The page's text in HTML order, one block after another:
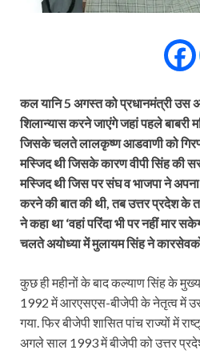
कल यानि 5 अगस्त को प्रधानमंत्री उस
शिलान्यास करने जाएंगे जहां पहले बाबरी
जिसके चलते लालकृष्ण आडवाणी को
मस्जिद थी जिसके कारण वीपी सिंह की
मस्जिद थी जिस पर संघ व भाजपा ने
करने की बात की थी, तब उत्तर प्रदेश के
ने कहा था ‘वहां परिंदा भी पर नहीं मार
चलते अयोध्या में मुलायम सिंह ने
कुछ ही महीनों के बाद कल्याण सिंह के
1992 में आरएसएस-बीजेपी के नेतृत्व में उस
गया. फिर बीजेपी शासित पांच राज्यों में
अगले साल 1993 में बीजेपी को उत्तर